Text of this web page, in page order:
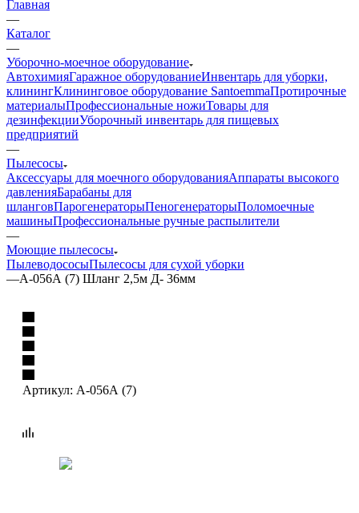
Главная
—
Каталог
—
Уборочно-моечное оборудование
АвтохимияГаражное оборудованиеИнвентарь для уборки,
клинингКлининговое оборудование SantoemmaПротирочные
материалыПрофессиональные ножиТовары для
дезинфекцииУборочный инвентарь для пищевых
предприятий
—
Пылесосы
Аксессуары для моечного оборудованияАппараты высокого
давленияБарабаны для
шланговПарогенераторыПеногенераторыПоломоечные
машиныПрофессиональные ручные распылители
—
Моющие пылесосы
ПылеводососыПылесосы для сухой уборки
—А-056А (7) Шланг 2,5м Д- 36мм
Артикул: А-056А (7)